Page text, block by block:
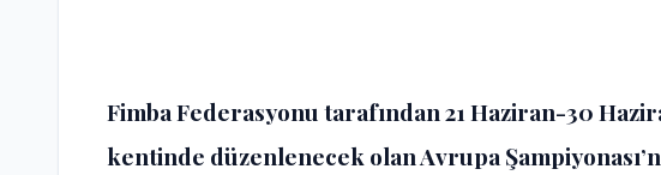
Fimba Federasyonu tarafından 21 Haziran-30
kentinde düzenlenecek olan Avrupa